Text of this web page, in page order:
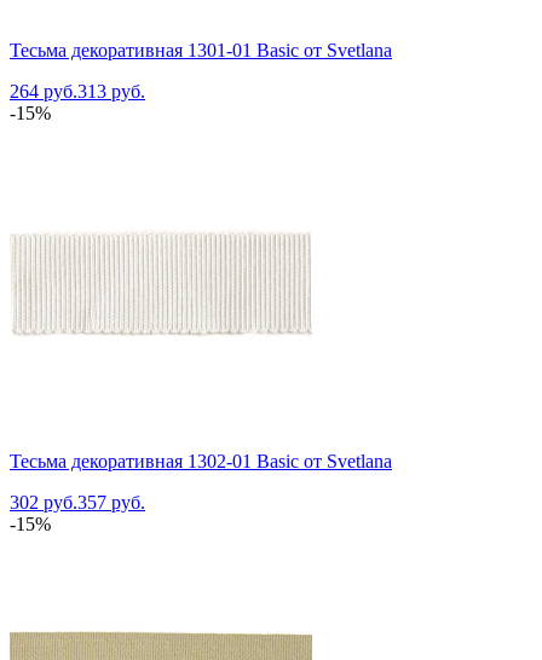
Тесьма декоративная 1301-01 Basic от Svetlana
264 руб.313 руб.
-15%
Тесьма декоративная 1302-01 Basic от Svetlana
302 руб.357 руб.
-15%